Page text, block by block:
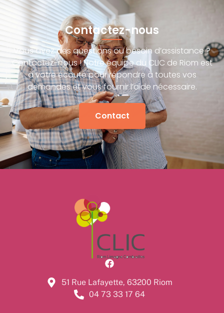
Contactez-nous
Vous avez des questions ou besoin d’assistance ?
Contactez-nous ! Notre équipe du CLIC de Riom est
à votre écoute pour répondre à toutes vos
demandes et vous fournir l’aide nécessaire.
Contact
51 Rue Lafayette, 63200 Riom
04 73 33 17 64